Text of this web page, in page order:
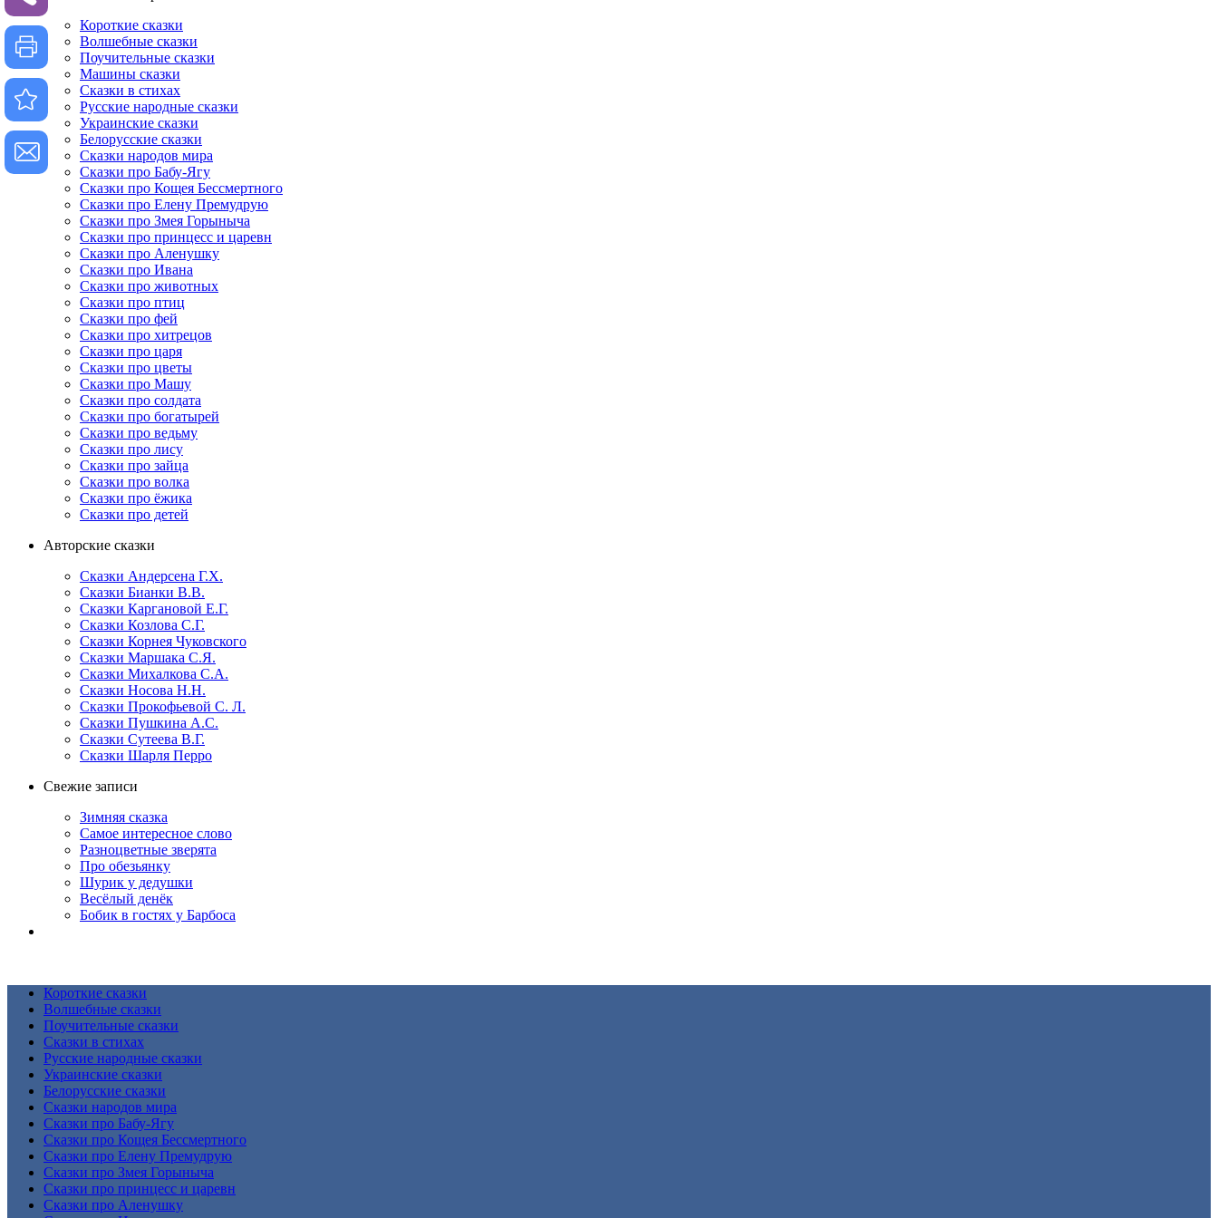
Короткие сказки
Волшебные сказки
Поучительные сказки
Машины сказки
Сказки в стихах
Русские народные сказки
Украинские сказки
Белорусские сказки
Сказки народов мира
Сказки про Бабу-Ягу
Сказки про Кощея Бессмертного
Сказки про Елену Премудрую
Сказки про Змея Горыныча
Сказки про принцесс и царевн
Сказки про Аленушку
Сказки про Ивана
Сказки про животных
Сказки про птиц
Сказки про фей
Сказки про хитрецов
Сказки про царя
Сказки про цветы
Сказки про Машу
Сказки про солдата
Сказки про богатырей
Сказки про ведьму
Сказки про лису
Сказки про зайца
Сказки про волка
Сказки про ёжика
Сказки про детей
Авторские сказки
Сказки Андерсена Г.Х.
Сказки Бианки В.В.
Сказки Каргановой Е.Г.
Сказки Козлова С.Г.
Сказки Корнея Чуковского
Сказки Маршака С.Я.
Сказки Михалкова С.А.
Сказки Носова Н.Н.
Сказки Прокофьевой С. Л.
Сказки Пушкина А.С.
Сказки Сутеева В.Г.
Сказки Шарля Перро
Свежие записи
Зимняя сказка
Самое интересное слово
Разноцветные зверята
Про обезьянку
Шурик у дедушки
Весёлый денёк
Бобик в гостях у Барбоса
Короткие сказки
Волшебные сказки
Поучительные сказки
Сказки в стихах
Русские народные сказки
Украинские сказки
Белорусские сказки
Сказки народов мира
Сказки про Бабу-Ягу
Сказки про Кощея Бессмертного
Сказки про Елену Премудрую
Сказки про Змея Горыныча
Сказки про принцесс и царевн
Сказки про Аленушку